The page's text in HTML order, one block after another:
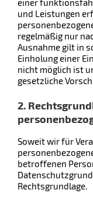
einer
und Leistungen
regelmäßig nur
Ausnahme gilt in
Einholung einer
nicht möglich ist
gesetzliche
2.
Soweit wir für
betroffenen
Rechtsgrundlage.